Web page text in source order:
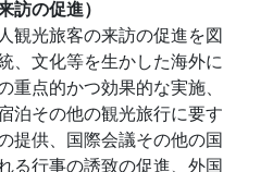
訪の促進）
観光旅客の来訪の促進を図
、文化等を生かした海外に
重点的かつ効果的な実施、
泊その他の観光旅行に要す
提供、国際会議その他の国
る行事の誘致の促進、外国